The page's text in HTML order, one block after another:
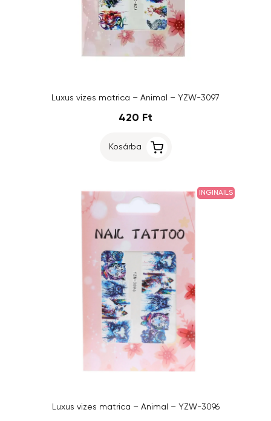
Luxus vizes matrica – Animal – YZW-3097
420 Ft
Kosárba
INGINAILS
Luxus vizes matrica – Animal – YZW-3096